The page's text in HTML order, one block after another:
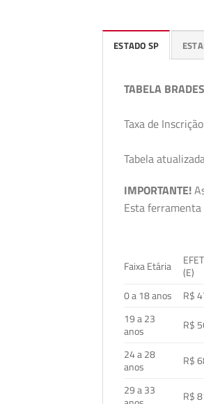
ESTADO SP
TABELA
Taxa de
Tabela
IMPORTANTE!
Esta
Faixa Etária
(E)
0 a 18 anos
R$
19 a 23
anos
R$
24 a 28
anos
R$
29 a 33
R$